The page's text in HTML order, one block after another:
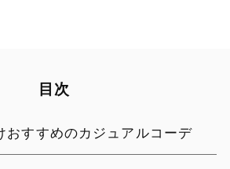
目次
おすすめのカジュアルコーデ